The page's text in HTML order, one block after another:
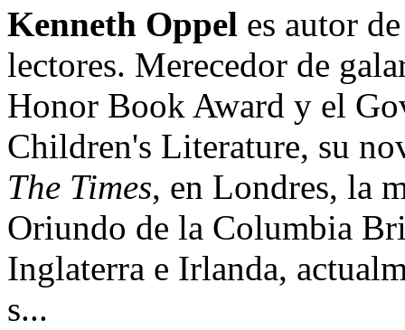
Kenneth Oppel es autor
lectores. Merecedor de
Honor Book Award y el
Children's Literature, su
The Times, en Londres, la
Oriundo de la Columbia
Inglaterra e Irlanda,
s...